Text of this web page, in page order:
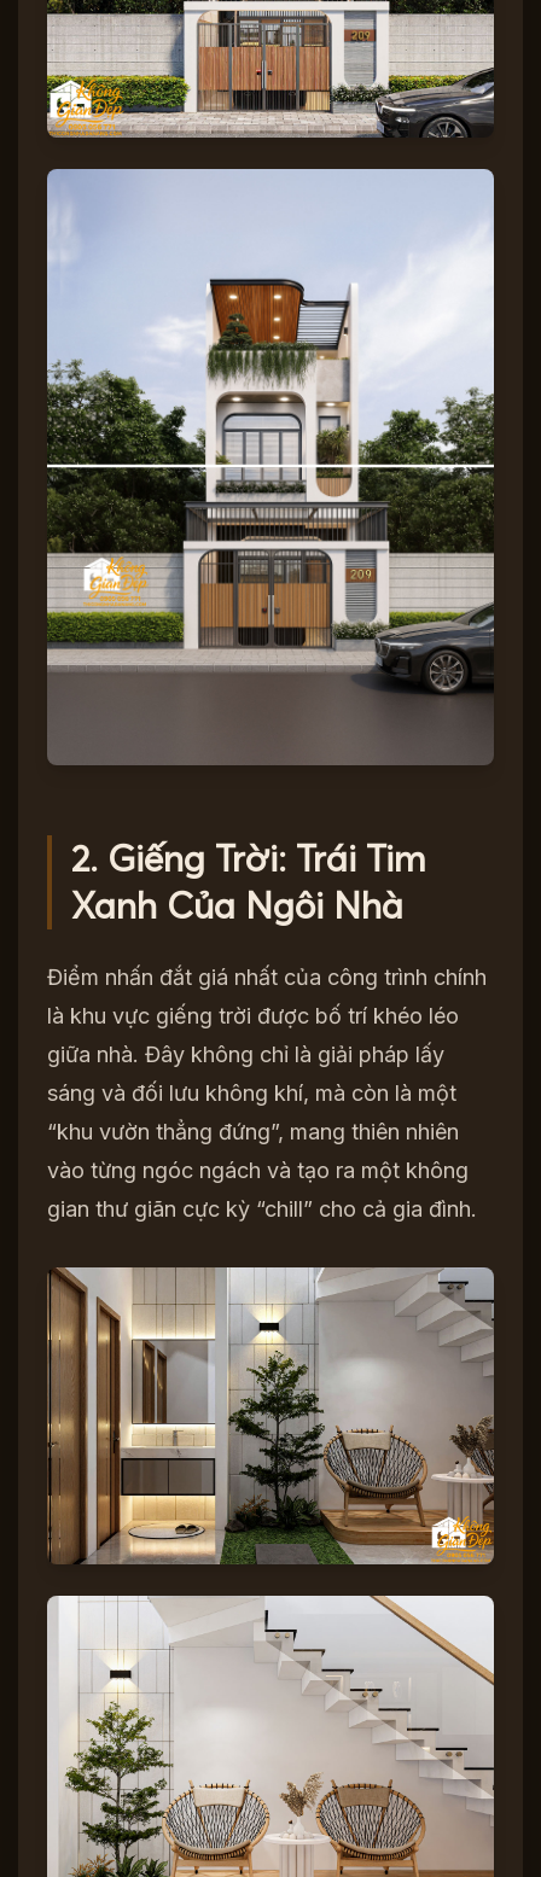
2. Giếng Trời: Trái Tim
Xanh Của Ngôi Nhà
Điểm nhấn đắt giá nhất của công trình chính
là khu vực giếng trời được bố trí khéo léo
giữa nhà. Đây không chỉ là giải pháp lấy
sáng và đối lưu không khí, mà còn là một
“khu vườn thẳng đứng”, mang thiên nhiên
vào từng ngóc ngách và tạo ra một không
gian thư giãn cực kỳ “chill” cho cả gia đình.